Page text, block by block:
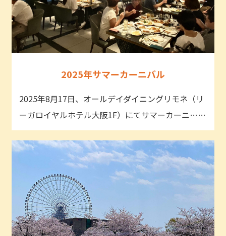
2025年サマーカーニバル
2025年8月17日、オールデイダイニングリモネ（リ
ーガロイヤルホテル大阪1F）にてサマーカーニ……